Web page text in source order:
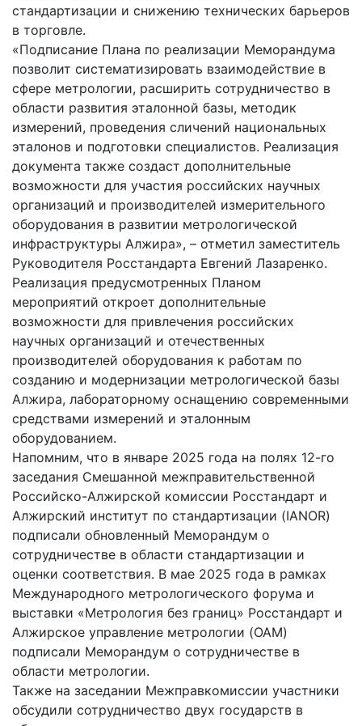
стандартизации и снижению технических барьеров
в торговле.
«Подписание Плана по реализации Меморандума
позволит систематизировать взаимодействие в
сфере метрологии, расширить сотрудничество в
области развития эталонной базы, методик
измерений, проведения сличений национальных
эталонов и подготовки специалистов. Реализация
документа также создаст дополнительные
возможности для участия российских научных
организаций и производителей измерительного
оборудования в развитии метрологической
инфраструктуры Алжира», – отметил заместитель
Руководителя Росстандарта Евгений Лазаренко.
Реализация предусмотренных Планом
мероприятий откроет дополнительные
возможности для привлечения российских
научных организаций и отечественных
производителей оборудования к работам по
созданию и модернизации метрологической базы
Алжира, лабораторному оснащению современными
средствами измерений и эталонным
оборудованием.
Напомним, что в январе 2025 года на полях 12-го
заседания Смешанной межправительственной
Российско-Алжирской комиссии Росстандарт и
Алжирский институт по стандартизации (IANOR)
подписали обновленный Меморандум о
сотрудничестве в области стандартизации и
оценки соответствия. В мае 2025 года в рамках
Международного метрологического форума и
выставки «Метрология без границ» Росстандарт и
Алжирское управление метрологии (OAM)
подписали Меморандум о сотрудничестве в
области метрологии.
Также на заседании Межправкомиссии участники
обсудили сотрудничество двух государств в